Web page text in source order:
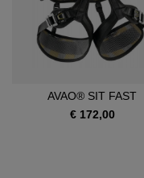
AVAO® SIT FAST
€ 172,00